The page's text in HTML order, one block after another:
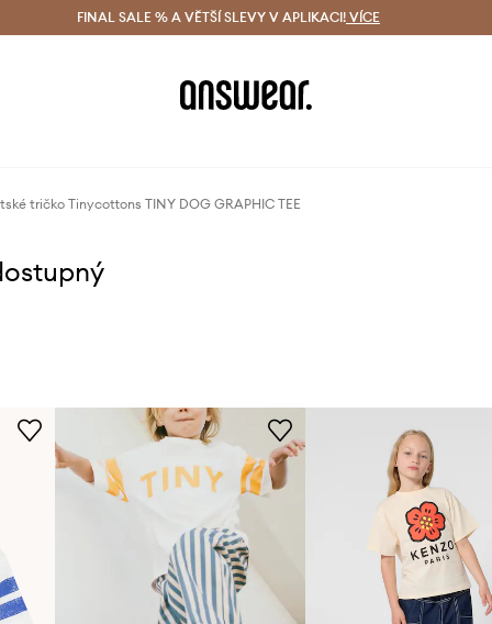
zdarma (od 1800 Kč) Doručení i do 24 h
FINAL SALE % A VĚTŠÍ SLEVY V APLIKACI! VÍCE
tričko Tinycottons TINY DOG GRAPHIC TEE